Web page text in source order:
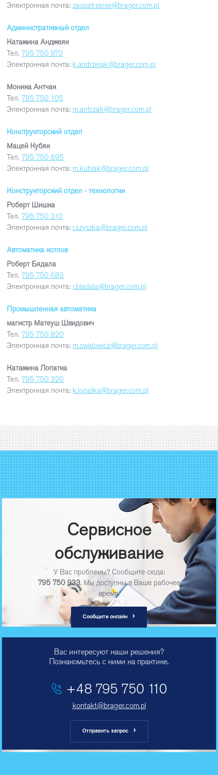
Электронная почта:zaopatrzenie@brager.com.pl
Административный отдел
Катажина Анджеяк
Тел. 795 750 970
Электронная почта: k.andrzejak@brager.com.pl
Моника Антчак
Тел. 795 750 105
Электронная почта: m.antczak@brager.com.pl
Конструкторский отдел
Мацей Кубяк
Тел. 795 750 695
Электронная почта: m.kubiak@brager.com.pl
Конструкторский отдел - технологии
Роберт Шишка
Тел. 795 750 310
Электронная почта: r.szyszka@brager.com.pl
Автоматика котлов
Роберт Бядала
Тел. 795 750 683
Электронная почта: r.biadala@brager.com.pl
Промышленная автоматика
магистр Матеуш Швидович
Тел. 795 750 820
Электронная почта: m.swidowicz@brager.com.pl
Катажина Лопатка
Тел. 795 750 320
Электронная почта: k.lopatka@brager.com.pl
Сервисное
обслуживание
У Вас проблемы? Сообщите сюда:
795 750 933. Мы доступны в Ваше рабочее
время.
Сообщите онлайн ›
Вас интересуют наши решения?
Познакомьтесь с ними на практике.
+48 795 750 110
kontakt@brager.com.pl
Отправить запрос ›